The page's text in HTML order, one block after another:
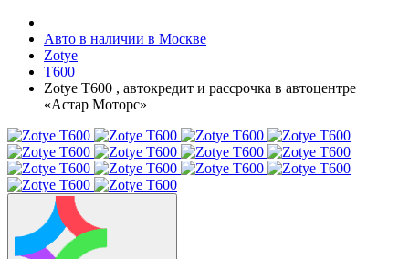
Авто в наличии в Москве
Zotye
T600
Zotye T600 , автокредит и рассрочка в автоцентре
«Астар Моторс»